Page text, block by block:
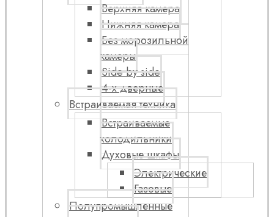
Верхняя камера
Нижняя камера
Без морозильной
камеры
Side by side
4-х дверные
Встраиваемая техника
Встраиваемые
холодильники
Духовые шкафы
Электрические
Газовые
Полупромышленные